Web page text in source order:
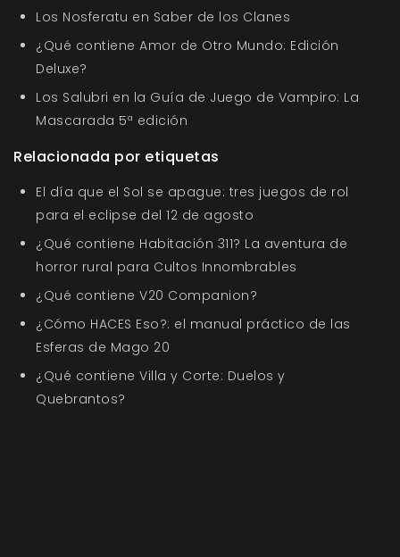
Los Nosferatu en Saber de los Clanes
¿Qué contiene Amor de Otro Mundo: Edición
Deluxe?
Los Salubri en la Guía de Juego de Vampiro: La
Mascarada 5ª edición
Relacionada por etiquetas
El día que el Sol se apague: tres juegos de rol
para el eclipse del 12 de agosto
¿Qué contiene Habitación 311? La aventura de
horror rural para Cultos Innombrables
¿Qué contiene V20 Companion?
¿Cómo HACES Eso?: el manual práctico de las
Esferas de Mago 20
¿Qué contiene Villa y Corte: Duelos y
Quebrantos?